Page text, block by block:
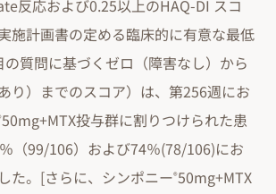
反応および0.25以上のHAQ-DI スコ
施計画書の定める臨床的に有意な最低
質問に基づくゼロ（障害なし）から
り）までのスコア）は、第256週にお
50mg+MTX投与群に割りつけられた患
（99/106）および74％(78/106)にお
た。[さらに、シンポニー®50mg+MTX